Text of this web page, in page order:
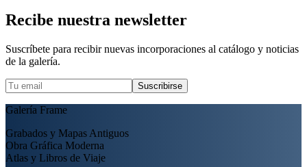
Recibe nuestra newsletter
Suscríbete para recibir nuevas incorporaciones al catálogo y noticias
de la galería.
Suscribirse
Galería Frame
Grabados y Mapas Antiguos
Obra Gráfica Moderna
Atlas y Libros de Viaje